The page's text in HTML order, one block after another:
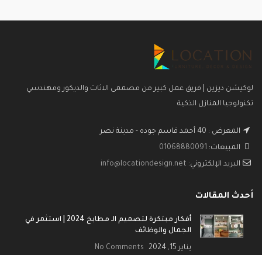
لوكيشن ديزين | فريق عمل كبير من مصممى الاثاث والديكور ومهندسي
تكنولوجيا المنازل الذكية
المعرض : 40 أحمد قاسم جوده - مدينة نصر
المبيعات: 01068880091
البريد الإلكتروني: info@locationdesign.net
أحدث المقالات
أفكار مبتكرة لتصميم الـ مطابخ 2024 | استثمر في
الجمال والوظائف
يناير 15, 2024 No Comments